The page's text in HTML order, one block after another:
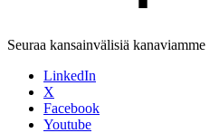
Seuraa kansainvälisiä kanaviamme
LinkedIn
X
Facebook
Youtube